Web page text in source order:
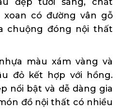
xoan có đường vân gỗ
chuộng đóng nội thất
màu xám vàng và
đỏ kết hợp với hồng.
nổi bật và dễ dàng gia
đồ nội thất có nhiều